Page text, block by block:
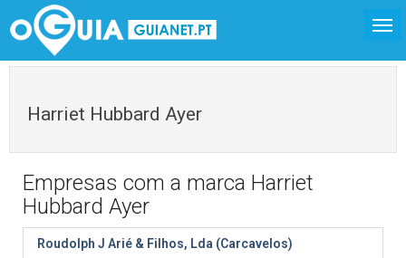
Harriet Hubbard Ayer
Empresas com a marca Harriet
Hubbard Ayer
Roudolph J Arié & Filhos, Lda (Carcavelos)